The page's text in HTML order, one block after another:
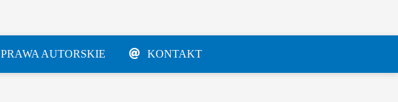
PRAWA AUTORSKIE KONTAKT